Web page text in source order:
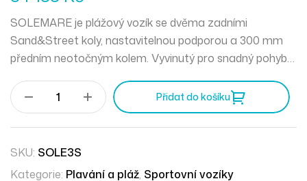
SOLEMARE je plážový vozík se dvěma zadními
Sand&Street koly, nastavitelnou podporou a 300 mm
předním neotočným kolem. Vyvinutý pro snadný pohyb v
Přidat do košíku
SKU: SOLE3S
Kategorie: Plavání a pláž, Sportovní vozíky